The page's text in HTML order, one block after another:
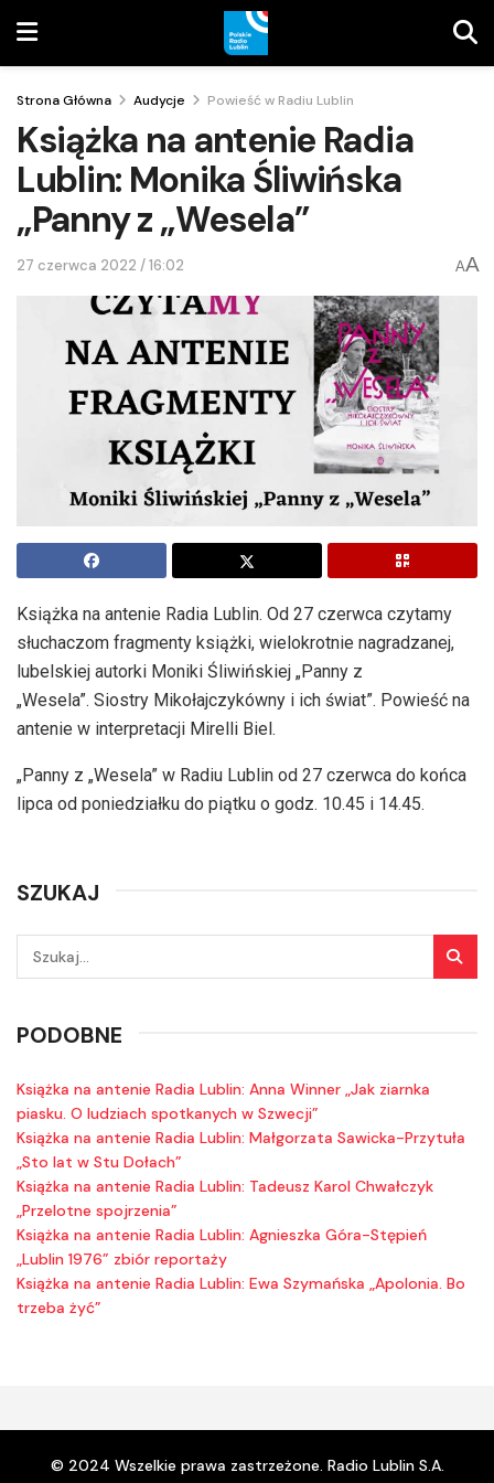
Strona Główna Audycje Powieść w Radiu Lublin
Książka na antenie Radia
Lublin: Monika Śliwińska
„Panny z „Wesela”
27 czerwca 2022 / 16:02 AA
Książka na antenie Radia Lublin. Od 27 czerwca czytamy
słuchaczom fragmenty książki, wielokrotnie nagradzanej,
lubelskiej autorki Moniki Śliwińskiej „Panny z
„Wesela”. Siostry Mikołajczykówny i ich świat”. Powieść na
antenie w interpretacji Mirelli Biel.
„Panny z „Wesela” w Radiu Lublin od 27 czerwca do końca
lipca od poniedziałku do piątku o godz. 10.45 i 14.45.
SZUKAJ
PODOBNE
Książka na antenie Radia Lublin: Anna Winner „Jak ziarnka
piasku. O ludziach spotkanych w Szwecji”
Książka na antenie Radia Lublin: Małgorzata Sawicka-Przytuła
„Sto lat w Stu Dołach”
Książka na antenie Radia Lublin: Tadeusz Karol Chwałczyk
„Przelotne spojrzenia”
Książka na antenie Radia Lublin: Agnieszka Góra-Stępień
„Lublin 1976” zbiór reportaży
Książka na antenie Radia Lublin: Ewa Szymańska „Apolonia. Bo
trzeba żyć”
© 2024 Wszelkie prawa zastrzeżone. Radio Lublin S.A.